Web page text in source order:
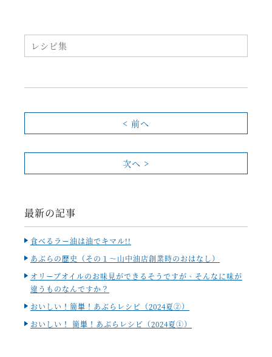
レシピ集
< 前へ
次へ >
最新の記事
食べるラー油は油でキマル!!
あぶらの歴史（その１～山中油店創業時のおはなし）
オリーブオイルのお味見ができるそうですが、そんなに味が
違うものなんですか？
おいしい！簡単！あぶらレシピ（2024夏②）
おいしい！ 簡単！あぶらレシピ（2024夏①）